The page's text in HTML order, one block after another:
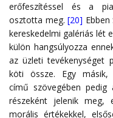
erőfeszítéssel és a
osztotta meg.[20]
kereskedelmi galériás lét
külön hangsúlyozza
az üzleti tevékenységet
köti össze. Egy másik,
című szövegében pedig
részeként jelenik meg,
morális értékekkel,